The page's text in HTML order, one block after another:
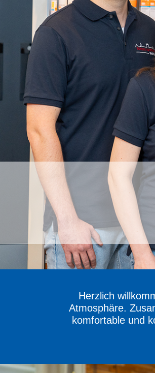
Herzlich
Atmosphäre.
komfortable und